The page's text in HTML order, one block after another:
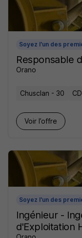
Soyez l'un des
Responsable
Orano
Chusclan - 30
Voir l’offre
Soyez l'un des
Ingénieur -
d'Exploitation